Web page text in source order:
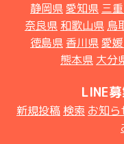
静岡県愛知県 三
奈良県 和歌山県 鳥
徳島県 香川県愛
熊本県 大分
LINE
新規投稿 検索 お知ら